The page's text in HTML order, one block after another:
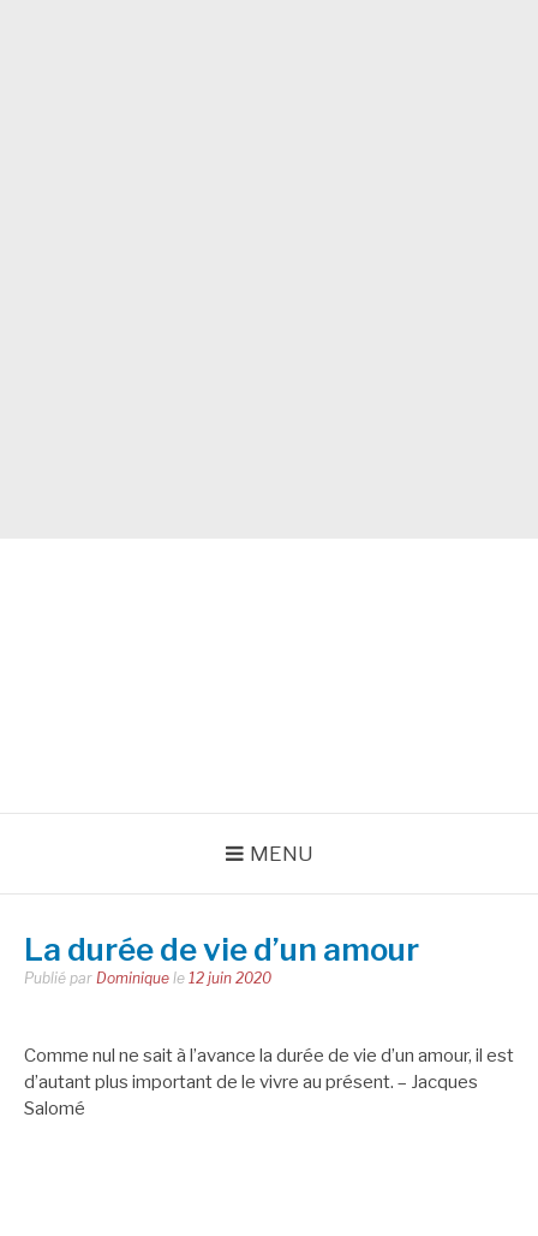
MENU
La durée de vie d’un amour
Publié par Dominique le 12 juin 2020
Comme nul ne sait à l’avance la durée de vie d’un amour, il est
d’autant plus important de le vivre au présent. – Jacques
Salomé